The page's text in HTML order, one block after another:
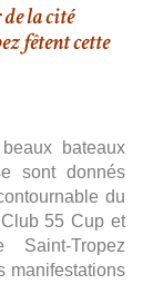
la cité
fêtent cette
bateaux
sont donnés
du
55 Cup et
Tropez
manifestations